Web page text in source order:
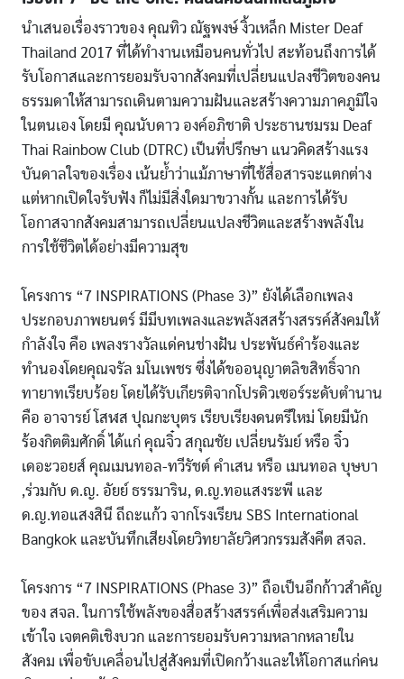
นำเสนอเรื่องราวของ คุณทิว ณัฐพงษ์ งิ้วเหล็ก Mister Deaf
Thailand 2017 ที่ได้ทำงานเหมือนคนทั่วไป สะท้อนถึงการได้
รับโอกาสและการยอมรับจากสังคมที่เปลี่ยนแปลงชีวิตของคน
ธรรมดาให้สามารถเดินตามความฝันและสร้างความภาคภูมิใจ
ในตนเอง โดยมี คุณนับดาว องค์อภิชาติ ประธานชมรม Deaf
Thai Rainbow Club (DTRC) เป็นที่ปรึกษา แนวคิดสร้างแรง
บันดาลใจของเรื่อง เน้นย้ำว่าแม้ภาษาที่ใช้สื่อสารจะแตกต่าง
แต่หากเปิดใจรับฟัง ก็ไม่มีสิ่งใดมาขวางกั้น และการได้รับ
โอกาสจากสังคมสามารถเปลี่ยนแปลงชีวิตและสร้างพลังใน
การใช้ชีวิตได้อย่างมีความสุข
โครงการ “7 INSPIRATIONS (Phase 3)” ยังได้เลือกเพลง
ประกอบภาพยนตร์ มีมีบทเพลงและพลังสสร้างสรรค์สังคมให้
กำลังใจ คือ เพลงรางวัลแด่คนช่างฝัน ประพันธ์คำร้องและ
ทำนองโดยคุณจรัล มโนเพชร ซึ่งได้ขออนุญาตลิขสิทธิ์จาก
ทายาทเรียบร้อย โดยได้รับเกียรติจากโปรดิวเซอร์ระดับตำนาน
คือ อาจารย์ โสฬส ปุณกะบุตร เรียบเรียงดนตรีใหม่ โดยมีนัก
ร้องกิตติมศักดิ์ ได้แก่ คุณจิ๋ว สกุณชัย เปลี่ยนรัมย์ หรือ จิ๋ว
เดอะวอยส์ คุณเมนทอล-ทวีรัชต์ คำเสน หรือ เมนทอล บุษบา
,ร่วมกับ ด.ญ. อัยย์ ธรรมาริน, ด.ญ.ทอแสงระพี และ
ด.ญ.ทอแสงสินี ถีถะแก้ว จากโรงเรียน SBS International
Bangkok และบันทึกเสียงโดยวิทยาลัยวิศวกรรมสังคีต สจล.
โครงการ “7 INSPIRATIONS (Phase 3)” ถือเป็นอีกก้าวสำคัญ
ของ สจล. ในการใช้พลังของสื่อสร้างสรรค์เพื่อส่งเสริมความ
เข้าใจ เจตคติเชิงบวก และการยอมรับความหลากหลายใน
สังคม เพื่อขับเคลื่อนไปสู่สังคมที่เปิดกว้างและให้โอกาสแก่คน